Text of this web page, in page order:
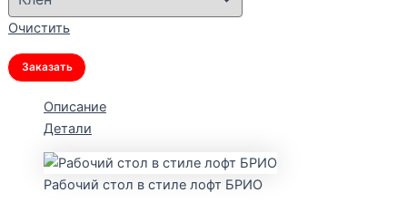
Очистить
Заказать
Описание
Детали
Рабочий стол в стиле лофт БРИО